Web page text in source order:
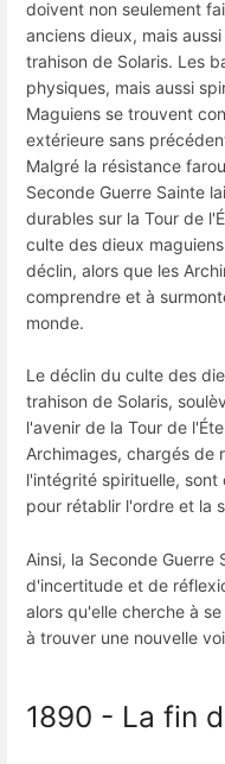
doivent non seulement
anciens dieux, mais
trahison de Solaris. Les
physiques, mais aussi
Maguiens se trouvent
extérieure sans
Malgré la résistance
Seconde Guerre Sainte
durables sur la Tour de
culte des dieux
déclin, alors que les
comprendre et à
monde.
Le déclin du culte des
trahison de Solaris,
l'avenir de la Tour de
Archimages, chargés de
l'intégrité spirituelle,
pour rétablir l'ordre et la
Ainsi, la Seconde Guerre
d'incertitude et de
alors qu'elle cherche à
à trouver une nouvelle
1890 - La fin